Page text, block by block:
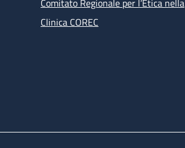
Comitato Regionale per l’Etica nella
Clinica COREC